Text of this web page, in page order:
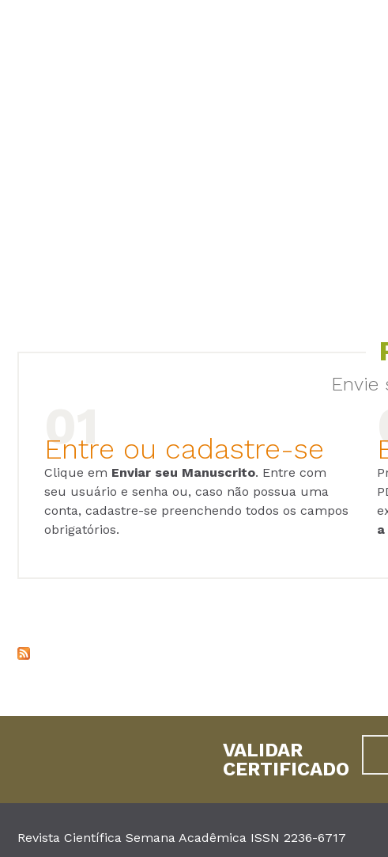
Envie
Entre ou cadastre-se
Clique em Enviar seu Manuscrito. Entre com
seu usuário e senha ou, caso não possua uma
conta, cadastre-se preenchendo todos os campos
obrigatórios.
VALIDAR
CERTIFICADO
Revista Científica Semana Acadêmica ISSN 2236-6717